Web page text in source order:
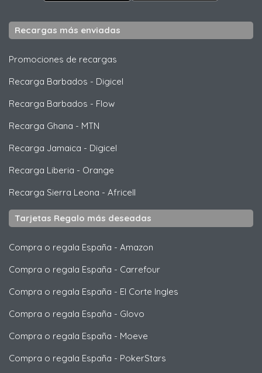
Recargas más enviadas
Promociones de recargas
Recarga Barbados - Digicel
Recarga Barbados - Flow
Recarga Ghana - MTN
Recarga Jamaica - Digicel
Recarga Liberia - Orange
Recarga Sierra Leona - Africell
Tarjetas Regalo más deseadas
Compra o regala España - Amazon
Compra o regala España - Carrefour
Compra o regala España - El Corte Ingles
Compra o regala España - Glovo
Compra o regala España - Moeve
Compra o regala España - PokerStars